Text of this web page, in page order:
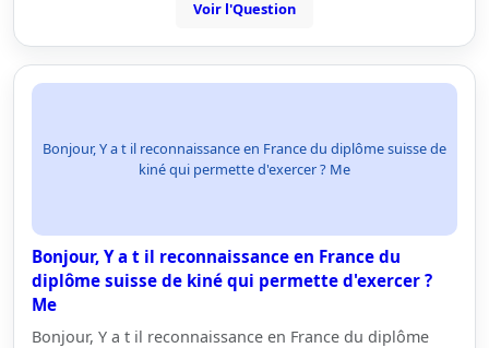
Voir l'Question
Bonjour, Y a t il reconnaissance en France du diplôme suisse de
kiné qui permette d'exercer ? Me
Bonjour, Y a t il reconnaissance en France du
diplôme suisse de kiné qui permette d'exercer ?
Me
Bonjour, Y a t il reconnaissance en France du diplôme